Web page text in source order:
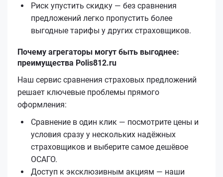
Риск упустить скидку — без сравнения
предложений легко пропустить более
выгодные тарифы у других страховщиков.
Почему агрегаторы могут быть выгоднее:
преимущества Polis812.ru
Наш сервис сравнения страховых предложений
решает ключевые проблемы прямого
оформления:
Сравнение в один клик — посмотрите цены и
условия сразу у нескольких надёжных
страховщиков и выберите самое дешёвое
ОСАГО.
Доступ к эксклюзивным акциям — наши